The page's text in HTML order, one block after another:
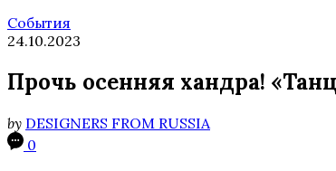
События
24.10.2023
Прочь осенняя хандра!
by DESIGNERS FROM RUSSIA
0